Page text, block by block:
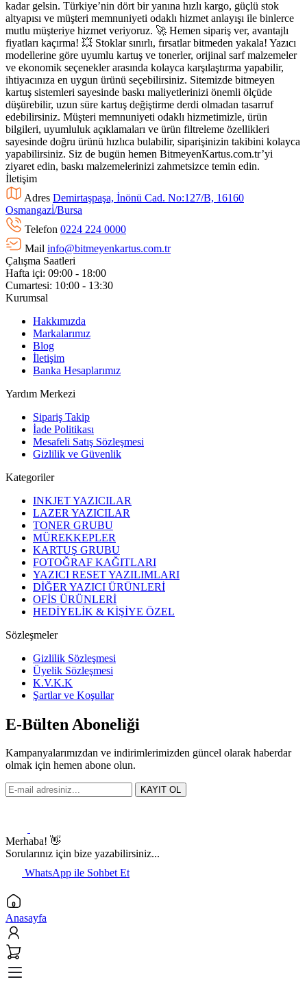
kadar gelsin. Türkiye’nin dört bir yanına hızlı kargo, güçlü stok
altyapısı ve müşteri memnuniyeti odaklı hizmet anlayışı ile binlerce
mutlu müşteriye hizmet veriyoruz. 🚀 Hemen sipariş ver, avantajlı
fiyatları kaçırma! 💥 Stoklar sınırlı, fırsatlar bitmeden yakala! Yazıcı
modellerine göre uyumlu kartuş ve tonerler, orijinal sarf malzemeler
ve ekonomik seçenekler arasında kolayca karşılaştırma yapabilir,
ihtiyacınıza en uygun ürünü seçebilirsiniz. Sitemizde bitmeyen
kartuş sistemleri sayesinde baskı maliyetlerinizi önemli ölçüde
düşürebilir, uzun süre kartuş değiştirme derdi olmadan tasarruf
edebilirsiniz. Müşteri memnuniyeti odaklı hizmetimizle, ürün
bilgileri, uyumluluk açıklamaları ve ürün filtreleme özellikleri
sayesinde doğru ürünü hızlıca bulabilir, siparişinizin takibini kolayca
yapabilirsiniz. Siz de bugün hemen BitmeyenKartus.com.tr’yi
ziyaret edin, baskı malzemelerinizi zahmetsizce temin edin.
İletişim
Adres Demirtaşpaşa, İnönü Cad. No:127/B, 16160
Osmangazi̇/Bursa
Telefon 0224 224 0000
Mail info@bitmeyenkartus.com.tr
Çalışma Saatleri
Hafta içi: 09:00 - 18:00
Cumartesi: 10:00 - 13:30
Kurumsal
Hakkımızda
Markalarımız
Blog
İletişim
Banka Hesaplarımız
Yardım Merkezi
Sipariş Takip
İade Politikası
Mesafeli Satış Sözleşmesi
Gizlilik ve Güvenlik
Kategoriler
INKJET YAZICILAR
LAZER YAZICILAR
TONER GRUBU
MÜREKKEPLER
KARTUŞ GRUBU
FOTOĞRAF KAĞITLARI
YAZICI RESET YAZILIMLARI
DİĞER YAZICI ÜRÜNLERİ
OFİS ÜRÜNLERİ
HEDİYELİK & KİŞİYE ÖZEL
Sözleşmeler
Gizlilik Sözleşmesi
Üyelik Sözleşmesi
K.V.K.K
Şartlar ve Koşullar
E-Bülten Aboneliği
Kampanyalarımızdan ve indirimlerimizden güncel olarak haberdar
olmak için hemen abone olun.
KAYIT OL
Merhaba! 👋
Sorularınız için bize yazabilirsiniz...
WhatsApp ile Sohbet Et
Anasayfa